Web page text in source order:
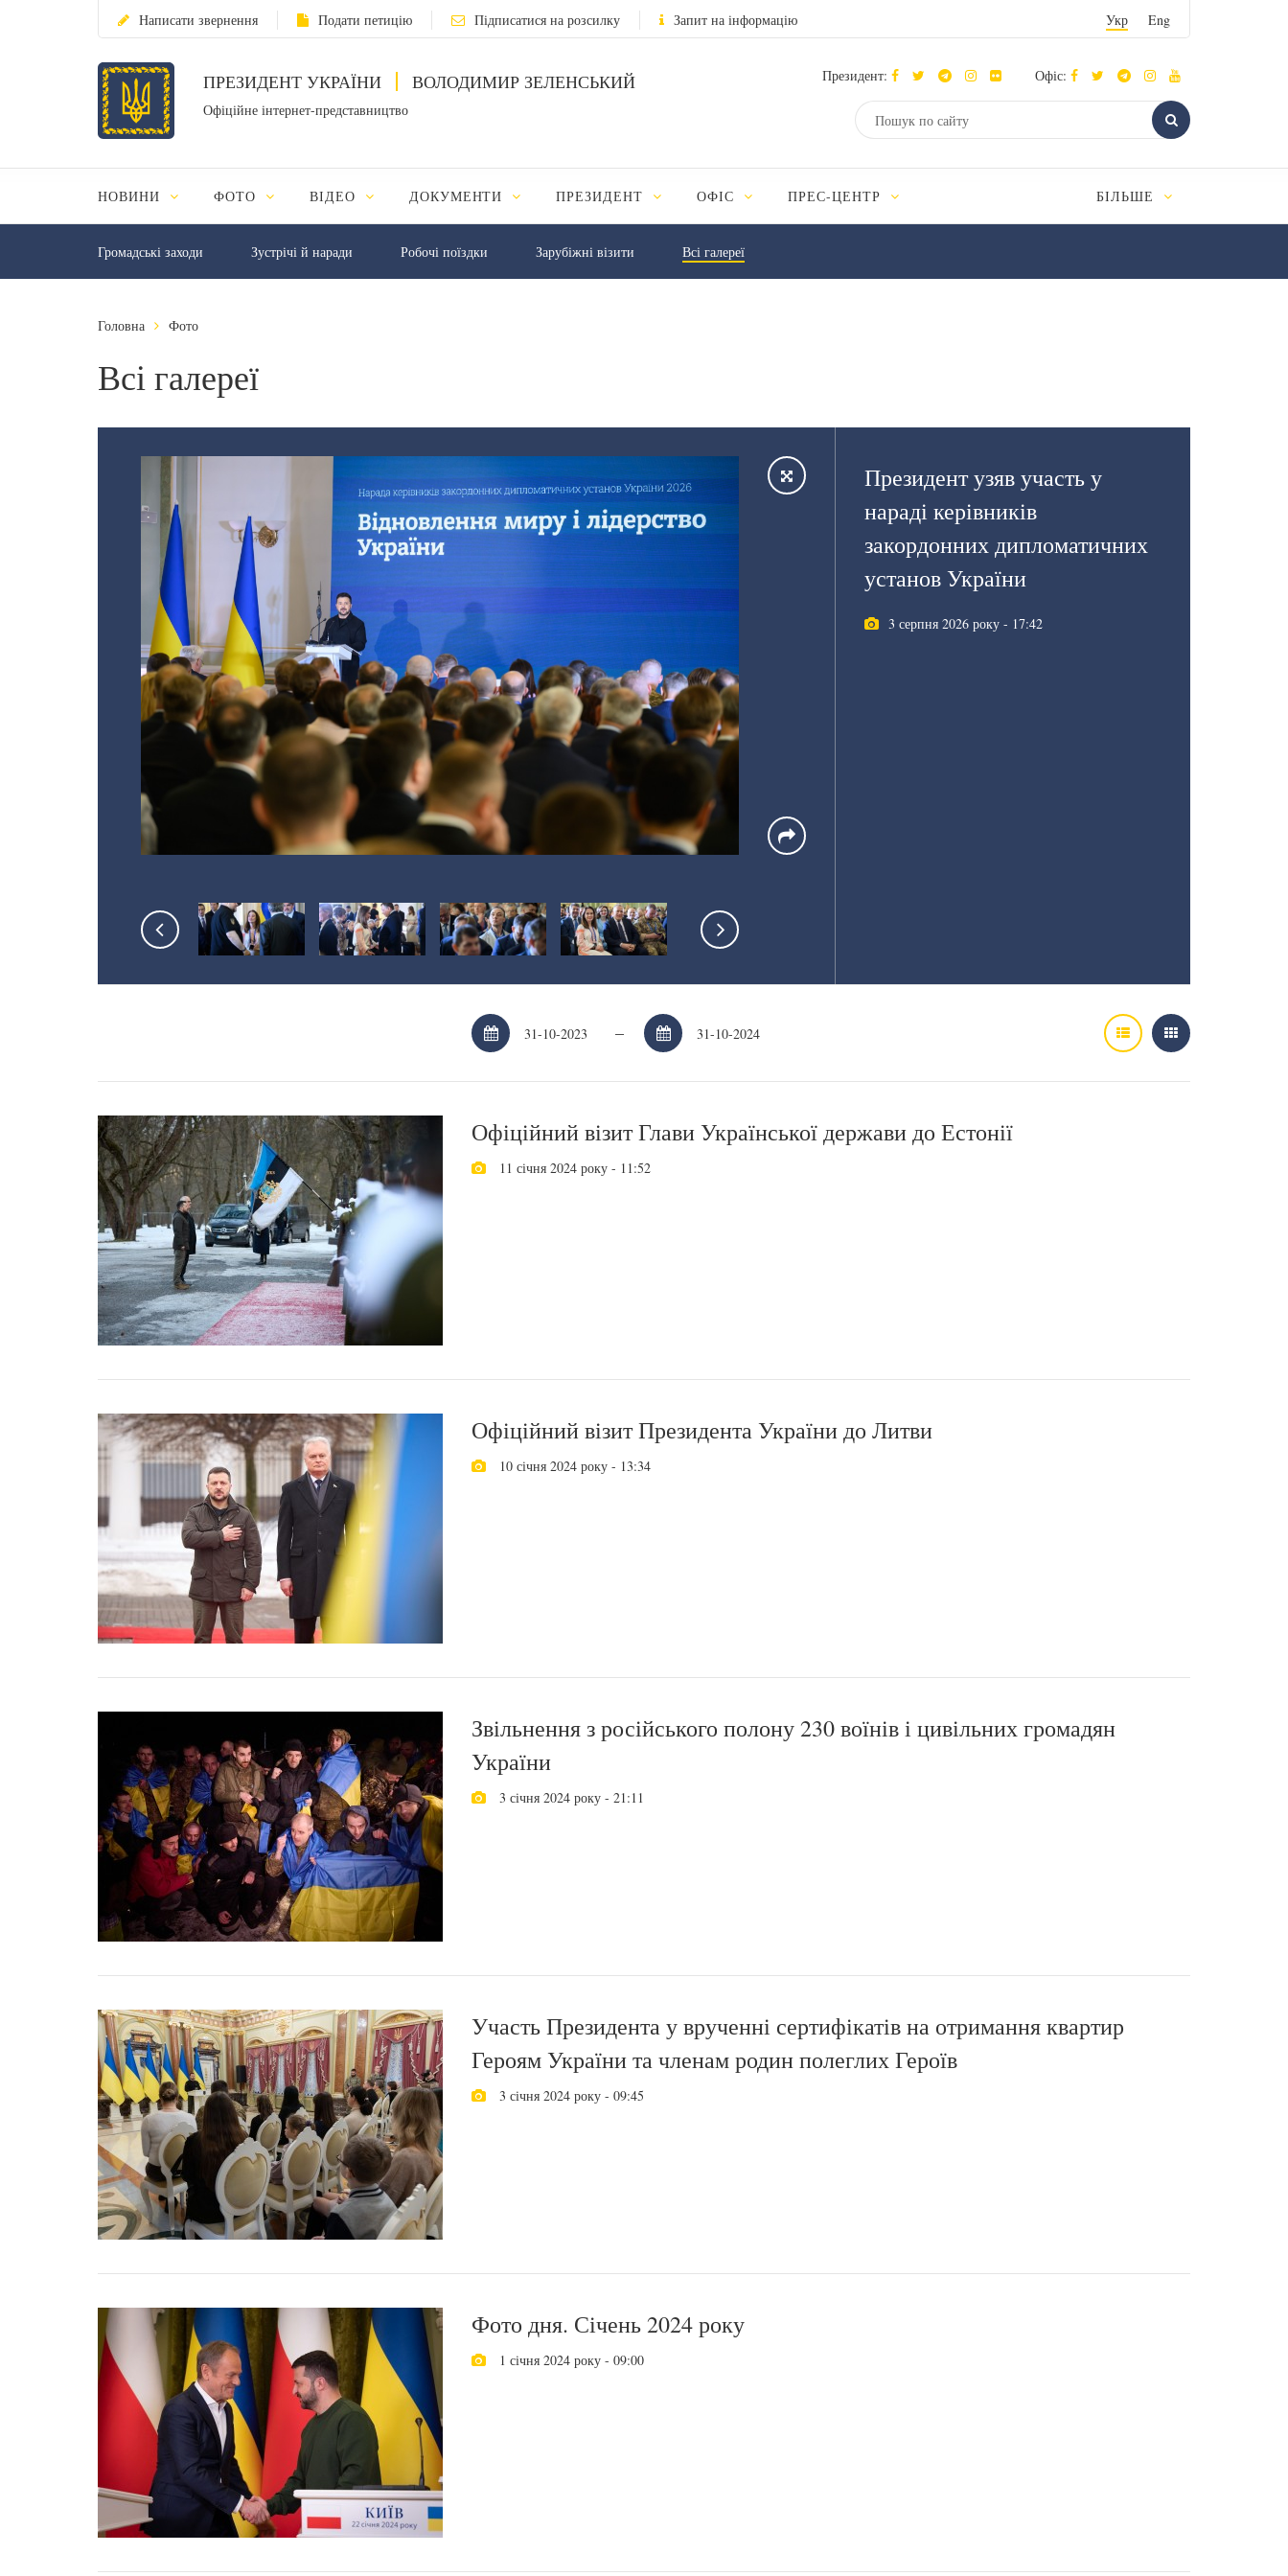
Написати звернення Подати петицію Підписатися на розсилку Запит на інформацію Укр Eng
ПРЕЗИДЕНТ УКРАЇНИ ВОЛОДИМИР ЗЕЛЕНСЬКИЙ
Офіційне інтернет-представництво
Президент: Офіс:
НОВИНИ ФОТО ВІДЕО ДОКУМЕНТИ ПРЕЗИДЕНТ ОФІС ПРЕС-ЦЕНТР БІЛЬШЕ
Громадські заходи Зустрічі й наради Робочі поїздки Зарубіжні візити Всі галереї
Головна Фото
Всі галереї
Президент узяв участь у
нараді керівників
закордонних дипломатичних
установ України
3 серпня 2026 року - 17:42
–
Офіційний візит Глави Української держави до Естонії
11 січня 2024 року - 11:52
Офіційний візит Президента України до Литви
10 січня 2024 року - 13:34
Звільнення з російського полону 230 воїнів і цивільних громадян
України
3 січня 2024 року - 21:11
Участь Президента у врученні сертифікатів на отримання квартир
Героям України та членам родин полеглих Героїв
3 січня 2024 року - 09:45
Фото дня. Січень 2024 року
1 січня 2024 року - 09:00